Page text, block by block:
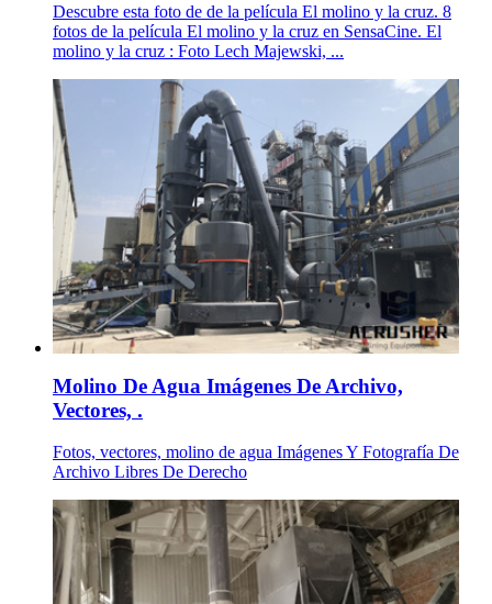
Descubre esta foto de de la película El molino y la cruz. 8
fotos de la película El molino y la cruz en SensaCine. El
molino y la cruz : Foto Lech Majewski, ...
Molino De Agua Imágenes De Archivo,
Vectores, .
Fotos, vectores, molino de agua Imágenes Y Fotografía De
Archivo Libres De Derecho